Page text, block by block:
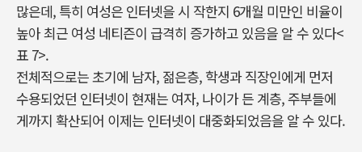
많은데, 특히 여성은 인터넷을 시 작한지 6개월 미만인 비율이
높아 최근 여성 네티즌이 급격히 증가하고 있음을 알 수 있다<
표 7>.
전체적으로는 초기에 남자, 젊은층, 학생과 직장인에게 먼저
수용되었던 인터넷이 현재는 여자, 나이가 든 계층, 주부들에
게까지 확산되어 이제는 인터넷이 대중화되었음을 알 수 있다.